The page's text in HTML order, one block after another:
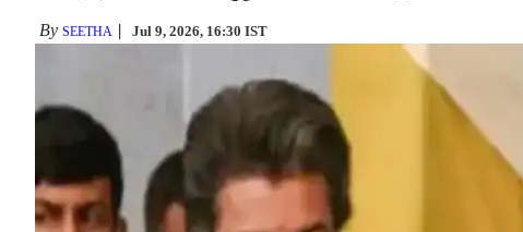
By SEETHA Jul 9, 2026, 16:30 IST